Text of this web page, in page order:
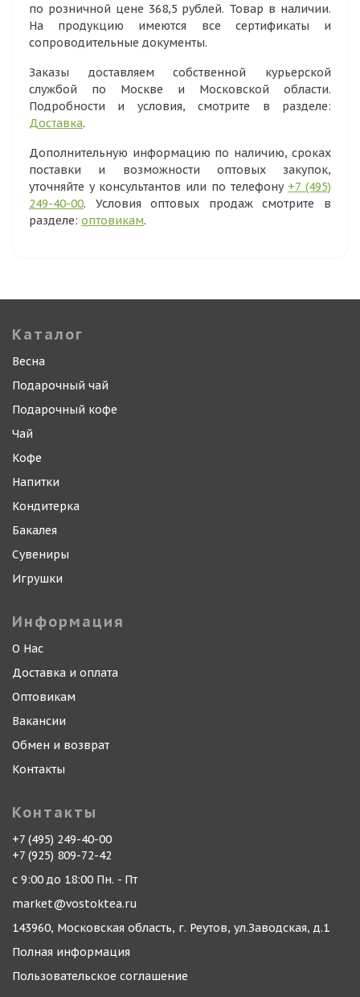
по розничной цене 368,5 рублей. Товар в наличии.
На продукцию имеются все сертификаты и
сопроводительные документы.
Заказы доставляем собственной курьерской
службой по Москве и Московской области.
Подробности и условия, смотрите в разделе:
Доставка.
Дополнительную информацию по наличию, сроках
поставки и возможности оптовых закупок,
уточняйте у консультантов или по телефону +7 (495)
249-40-00. Условия оптовых продаж смотрите в
разделе: оптовикам.
Каталог
Весна
Подарочный чай
Подарочный кофе
Чай
Кофе
Напитки
Кондитерка
Бакалея
Сувениры
Игрушки
Информация
О Нас
Доставка и оплата
Оптовикам
Вакансии
Обмен и возврат
Контакты
Контакты
+7 (495) 249-40-00
+7 (925) 809-72-42
с 9:00 до 18:00 Пн. - Пт
market@vostoktea.ru
143960, Московская область, г. Реутов, ул.Заводская, д.1
Полная информация
Пользовательское соглашение